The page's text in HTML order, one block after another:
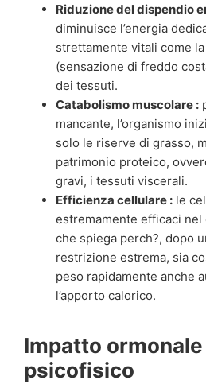
Riduzione del dispendio
diminuisce l’energia
strettamente vitali come
(sensazione di freddo
dei tessuti.
Catabolismo muscolare :
mancante, l’organismo
solo le riserve di grasso,
patrimonio proteico,
gravi, i tessuti viscerali.
Efficienza cellulare : le
estremamente efficaci
che spiega perch?, dopo
restrizione estrema, sia
peso rapidamente anche
l’apporto calorico.
Impatto ormonale
psicofisico